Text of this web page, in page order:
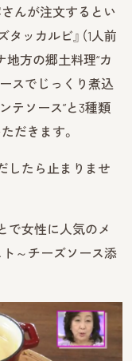
んが注文するとい
ッカルビ』（1人前
地方の郷土料理“カ
スでじっくり煮込
テソース”と3種類
だきます。
したら止まりませ
で女性に人気のメ
ト～チーズソース添